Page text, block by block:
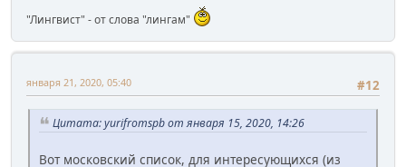
"Лингвист" - от слова "лингам"
#12
января 21, 2020, 05:40
Цитата: yurifromspb от января 15, 2020, 14:26
Вот московский список, для интересующихся (из